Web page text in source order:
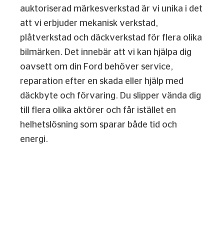
auktoriserad märkesverkstad är vi unika i det
att vi erbjuder mekanisk verkstad,
plåtverkstad och däckverkstad för flera olika
bilmärken. Det innebär att vi kan hjälpa dig
oavsett om din Ford behöver service,
reparation efter en skada eller hjälp med
däckbyte och förvaring. Du slipper vända dig
till flera olika aktörer och får istället en
helhetslösning som sparar både tid och
energi.